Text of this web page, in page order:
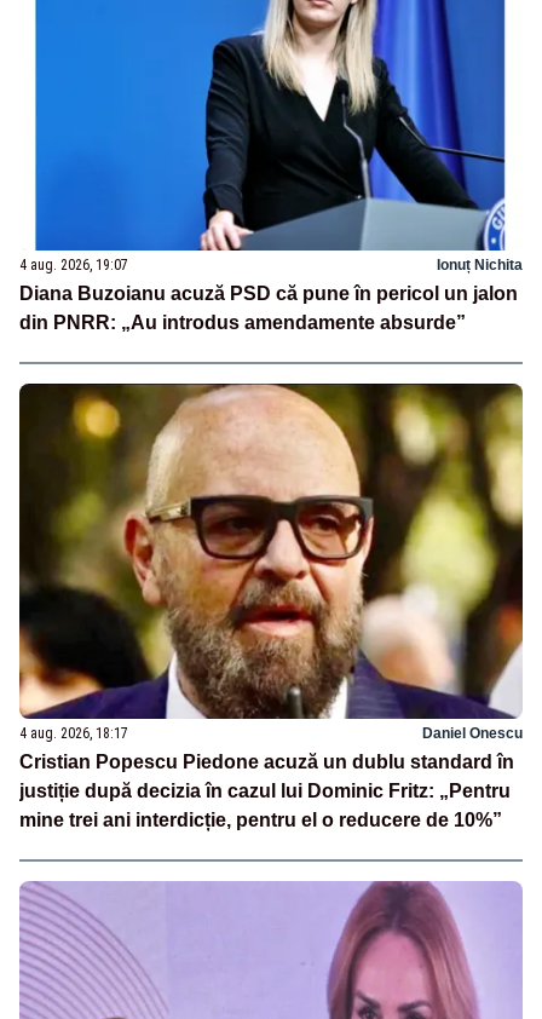
4 aug. 2026, 19:07 Ionuț Nichita
Diana Buzoianu acuză PSD că pune în pericol un jalon
din PNRR: „Au introdus amendamente absurde”
4 aug. 2026, 18:17 Daniel Onescu
Cristian Popescu Piedone acuză un dublu standard în
justiție după decizia în cazul lui Dominic Fritz: „Pentru
mine trei ani interdicție, pentru el o reducere de 10%”